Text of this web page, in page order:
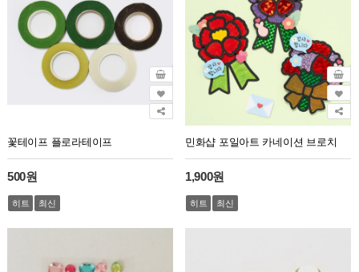
꽃테이프 플로라테이프
500원
히트 최신
민화샵 포일아트 카네이션 브로치
1,900원
히트 최신